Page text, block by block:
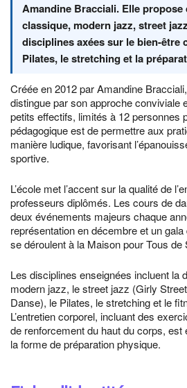
Amandine Bracciali. Elle propose
classique, modern jazz, street
disciplines axées sur le bien-être
Pilates, le stretching et la
Créée en 2012 par Amandine
distingue par son approche conviviale
petits effectifs, limités à 12 personnes
pédagogique est de permettre aux
manière ludique, favorisant
sportive.
L’école met l’accent sur la qualité de
professeurs diplômés. Les cours de
deux événements majeurs chaque
représentation en décembre et un gala
se déroulent à la Maison pour Tous de
Les disciplines enseignées incluent la
modern jazz, le street jazz (Girly
Danse), le Pilates, le stretching et le
L’entretien corporel, incluant des
de renforcement du haut du corps, est
la forme de préparation physique.